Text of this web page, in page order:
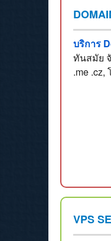
บริการ
ทันสมัย
.me .cz,
VPS